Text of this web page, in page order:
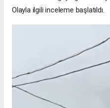
Olayla ilgili inceleme başlatıldı.